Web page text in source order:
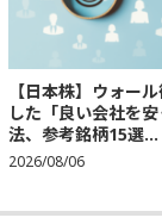
【日本株】ウォー
した「良い会社を
法、参考銘柄15選...
2026/08/06